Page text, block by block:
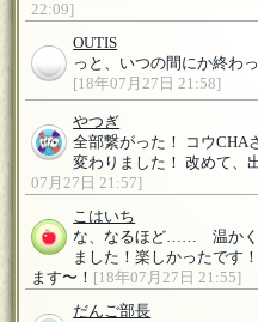
22:09]
OUTIS
っと、いつの間にか終わ
[18年07月27日 21:58]
やつぎ
全部繋がった！ コウCHA
変わりました！ 改めて、
07月27日 21:57]
こはいち
な、なるほど…… 温かく
ました！楽しかったです
ます〜！ [18年07月27日 21:55]
だんご部長